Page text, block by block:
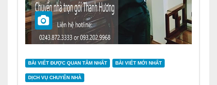
BÀI VIẾT ĐƯỢC QUAN TÂM NHẤT BÀI VIẾT MỚI NHẤT
DỊCH VỤ CHUYỂN NHÀ